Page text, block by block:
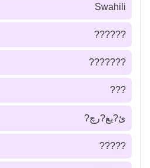
Swahili
??????
???????
???
ئ?يغ?رچ?
?????